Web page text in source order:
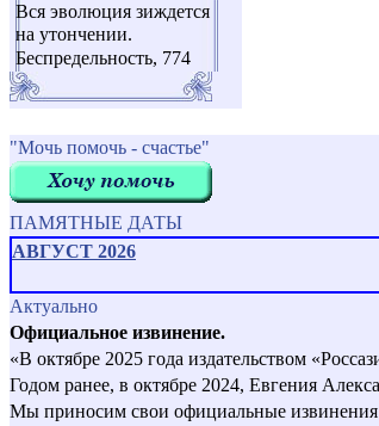
Вся эволюция зиждется
на утончении.
Беспредельность, 774
"Мочь помочь - счастье"
ПАМЯТНЫЕ ДАТЫ
АВГУСТ 2026
Актуально
Официальное извинение.
«В октябре 2025 года издательством
Годом ранее, в октябре 2024, Евгения
Мы приносим свои официальные извинения